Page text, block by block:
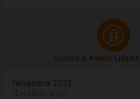
Victoria & Anders Lidefelt
Novembre 2023
“Excellent stay”